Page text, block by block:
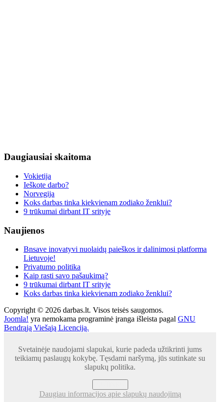
Daugiausiai skaitoma
Vokietija
Ieškote darbo?
Norvegija
Koks darbas tinka kiekvienam zodiako ženklui?
9 trūkumai dirbant IT srityje
Naujienos
Bnsave inovatyvi nuolaidų paieškos ir dalinimosi platforma
Lietuvoje!
Privatumo politika
Kaip rasti savo pašaukimą?
9 trūkumai dirbant IT srityje
Koks darbas tinka kiekvienam zodiako ženklui?
Copyright © 2026 darbas.lt. Visos teisės saugomos.
Joomla! yra nemokama programinė įranga išleista pagal GNU
Bendrąją Viešąją Licenciją.
Svetainėje naudojami slapukai, kurie padeda užtikrinti jums
teikiamų paslaugų kokybę. Tęsdami naršymą, jūs sutinkate su
slapukų politika.
Daugiau informacijos apie slapukų naudojimą